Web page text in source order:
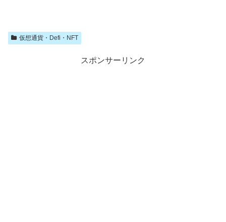
仮想通貨・Defi・NFT
スポンサーリンク